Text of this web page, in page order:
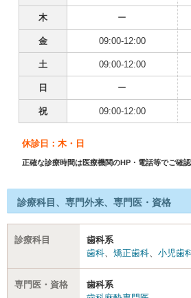
木 ー
金 09:00-12:00
土 09:00-12:00
日 ー
祝 09:00-12:00
休診日：木・日
正確な診療時間は医療機関のHP・電話等でご確
診療科目、専門外来、専門医・資格
診療科目
歯科系
歯科、 矯正歯科、 小児歯
専門医・資格
歯科系